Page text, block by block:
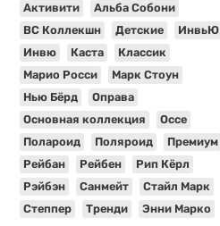
Активити
Альба Собони
ВС Коллекшн
Детские
ИнвьЮ
Инвю
Каста
Классик
Марио Росси
Марк Стоун
Нью Бёрд
Оправа
Основная коллекция
Оссе
Полароид
Поляроид
Премиум
Рейбан
Рейбен
Рип Кёрл
Рэйбэн
Санмейт
Стайл Марк
Степпер
Тренди Энни Марко